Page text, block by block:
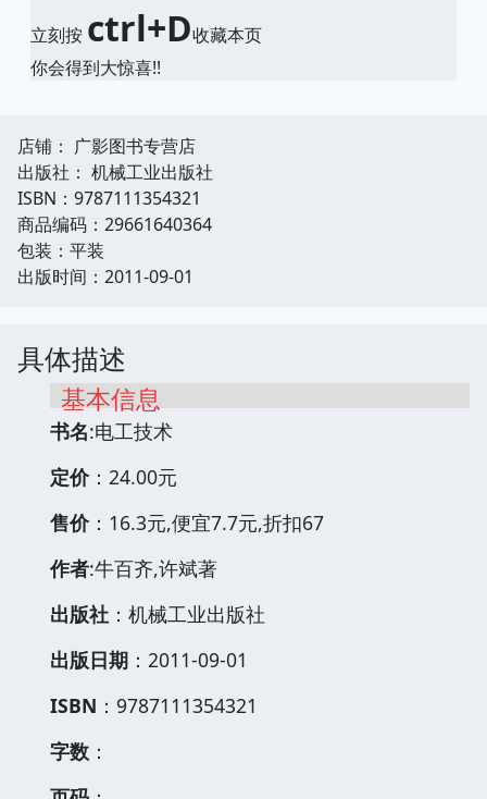
立刻按 ctrl+D收藏本页
你会得到大惊喜!!
店铺： 广影图书专营店
出版社： 机械工业出版社
ISBN：9787111354321
商品编码：29661640364
包装：平装
出版时间：2011-09-01
具体描述
基本信息
书名:电工技术
定价：24.00元
售价：16.3元,便宜7.7元,折扣67
作者:牛百齐,许斌著
出版社 ：机械工业出版社
出版日期 ：2011-09-01
ISBN ：9787111354321
字数 ：